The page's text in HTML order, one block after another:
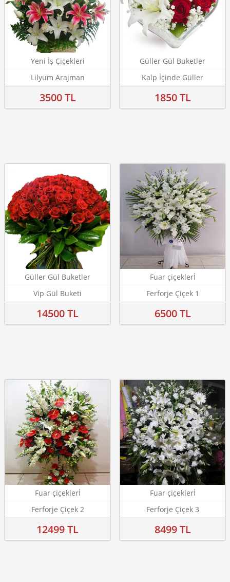
Yeni İş Çiçekleri
Lilyum Arajman
3500 TL
Güller Gül Buketler
Kalp İçinde Güller
1850 TL
Güller Gül Buketler
Vip Gül Buketi
14500 TL
Fuar çiçeklerİ
Ferforje Çiçek 1
6500 TL
Fuar çiçeklerİ
Ferforje Çiçek 2
12499 TL
Fuar çiçeklerİ
Ferforje Çiçek 3
8499 TL